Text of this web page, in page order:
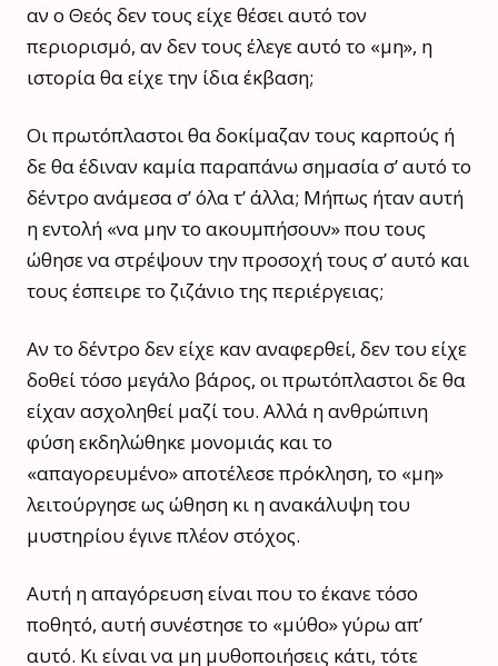
αν ο Θεός δεν τους είχε θέσει αυτό τον
περιορισμό, αν δεν τους έλεγε αυτό το «μη», η
ιστορία θα είχε την ίδια έκβαση;
Οι πρωτόπλαστοι θα δοκίμαζαν τους καρπούς ή
δε θα έδιναν καμία παραπάνω σημασία σ’ αυτό το
δέντρο ανάμεσα σ’ όλα τ’ άλλα; Μήπως ήταν αυτή
η εντολή «να μην το ακουμπήσουν» που τους
ώθησε να στρέψουν την προσοχή τους σ’ αυτό και
τους έσπειρε το ζιζάνιο της περιέργειας;
Αν το δέντρο δεν είχε καν αναφερθεί, δεν του είχε
δοθεί τόσο μεγάλο βάρος, οι πρωτόπλαστοι δε θα
είχαν ασχοληθεί μαζί του. Αλλά η ανθρώπινη
φύση εκδηλώθηκε μονομιάς και το
«απαγορευμένο» αποτέλεσε πρόκληση, το «μη»
λειτούργησε ως ώθηση κι η ανακάλυψη του
μυστηρίου έγινε πλέον στόχος.
Αυτή η απαγόρευση είναι που το έκανε τόσο
ποθητό, αυτή συνέστησε το «μύθο» γύρω απ’
αυτό. Κι είναι να μη μυθοποιήσεις κάτι, τότε